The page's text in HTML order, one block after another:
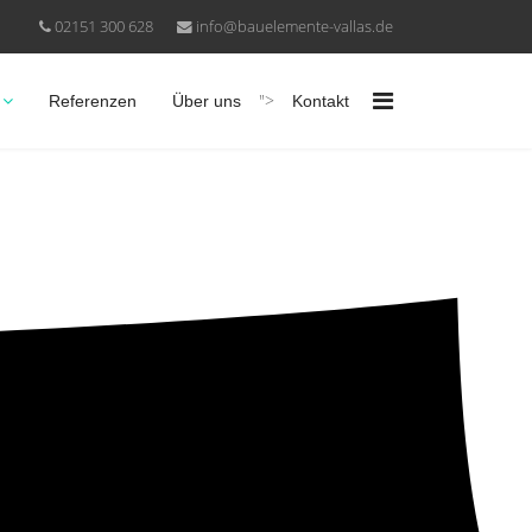
02151 300 628 info@bauelemente-vallas.de
Referenzen Über uns "> Kontakt